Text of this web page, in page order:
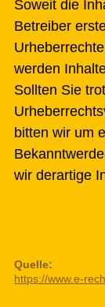
Soweit die
Betreiber
werden
Sollten Sie
bitten wir um
wir derartige
Quelle:
https://www.e-